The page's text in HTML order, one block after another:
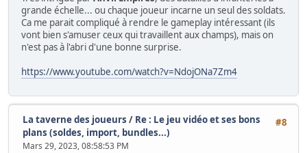
grande échelle... ou chaque joueur incarne un seul des soldats.
Ca me parait compliqué à rendre le gameplay intéressant (ils
vont bien s'amuser ceux qui travaillent aux champs), mais on
n'est pas à l'abri d'une bonne surprise.
https://www.youtube.com/watch?v=NdojONa7Zm4
#8
La taverne des joueurs / Re : Le jeu vidéo et ses bons
plans (soldes, import, bundles...)
Mars 29, 2023, 08:58:53 PM